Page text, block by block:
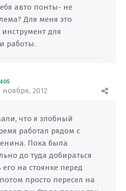
авто понты- не
Для меня это
для
работы.
405
ноября, 2012
что я злобный
работал рядом с
Пока была
до туда добираться
на стоянке перед
просто пересел на